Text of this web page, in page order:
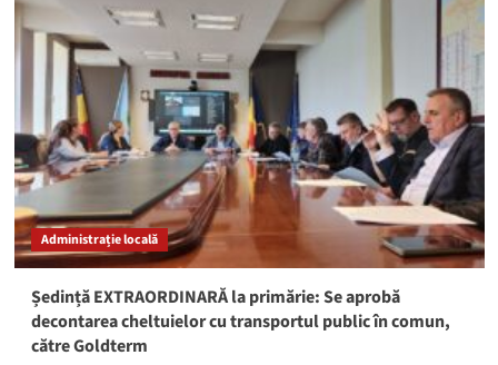
Administrație locală
Ședință EXTRAORDINARĂ la primărie: Se aprobă
decontarea cheltuielor cu transportul public în comun,
către Goldterm